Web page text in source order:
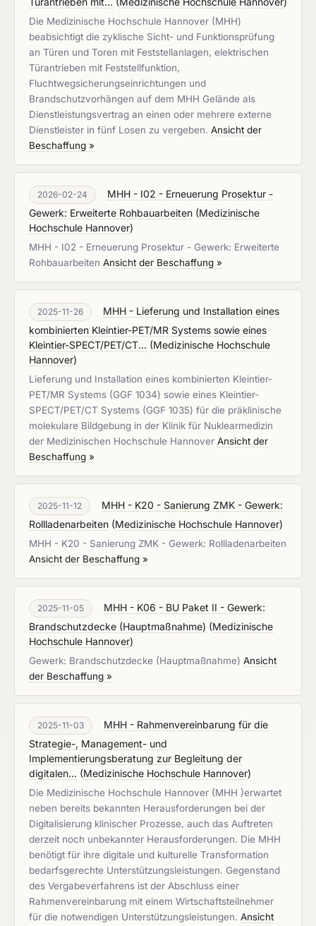
Die Medizinische Hochschule Hannover (MHH)
beabsichtigt die zyklische Sicht- und Funktionsprüfung
an Türen und Toren mit Feststellanlagen, elektrischen
Türantrieben mit Feststellfunktion,
Fluchtwegsicherungseinrichtungen und
Brandschutzvorhängen auf dem MHH Gelände als
Dienstleistungsvertrag an einen oder mehrere externe
Dienstleister in fünf Losen zu vergeben. Ansicht der
Beschaffung »
2026-02-24
MHH - I02 - Erneuerung Prosektur -
Gewerk: Erweiterte Rohbauarbeiten (Medizinische
Hochschule Hannover)
MHH - I02 - Erneuerung Prosektur - Gewerk: Erweiterte
Rohbauarbeiten Ansicht der Beschaffung »
2025-11-26
MHH - Lieferung und Installation eines
kombinierten Kleintier-PET/MR Systems sowie eines
Kleintier-SPECT/PET/CT... (Medizinische Hochschule
Hannover)
Lieferung und Installation eines kombinierten Kleintier-
PET/MR Systems (GGF 1034) sowie eines Kleintier-
SPECT/PET/CT Systems (GGF 1035) für die präklinische
molekulare Bildgebung in der Klinik für Nuklearmedizin
der Medizinischen Hochschule Hannover Ansicht der
Beschaffung »
2025-11-12
MHH - K20 - Sanierung ZMK - Gewerk:
Rollladenarbeiten (Medizinische Hochschule Hannover)
MHH - K20 - Sanierung ZMK - Gewerk: Rollladenarbeiten
Ansicht der Beschaffung »
2025-11-05
MHH - K06 - BU Paket II - Gewerk:
Brandschutzdecke (Hauptmaßnahme) (Medizinische
Hochschule Hannover)
Gewerk: Brandschutzdecke (Hauptmaßnahme) Ansicht
der Beschaffung »
2025-11-03
MHH - Rahmenvereinbarung für die
Strategie-, Management- und
Implementierungsberatung zur Begleitung der
digitalen... (Medizinische Hochschule Hannover)
Die Medizinische Hochschule Hannover (MHH )erwartet
neben bereits bekannten Herausforderungen bei der
Digitalisierung klinischer Prozesse, auch das Auftreten
derzeit noch unbekannter Herausforderungen. Die MHH
benötigt für ihre digitale und kulturelle Transformation
bedarfsgerechte Unterstützungsleistungen. Gegenstand
des Vergabeverfahrens ist der Abschluss einer
Rahmenvereinbarung mit einem Wirtschaftsteilnehmer
für die notwendigen Unterstützungsleistungen. Ansicht